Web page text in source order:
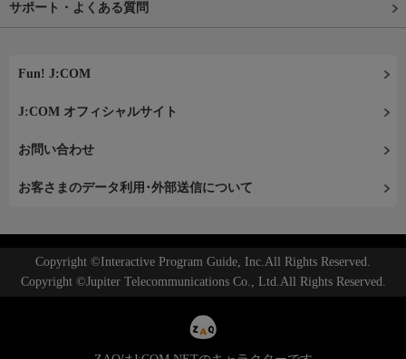
サポート・よくある質問
Fun! J:COM
J:COM オフィシャルサイト
お問い合わせ
お客さまのデータ利用･外部送信について
Copyright ©Interactive Program Guide, Inc.All Rights Reserved.
Copyright ©Jupiter Telecommunications Co., Ltd.All Rights Reserved.